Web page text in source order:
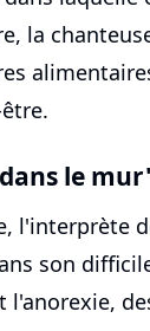
la
le
l'interprète
son
l'anorexie,